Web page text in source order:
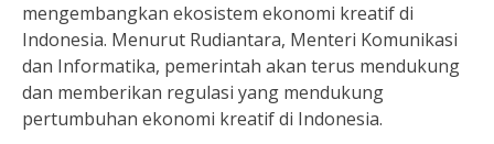
mengembangkan ekosistem ekonomi kreatif di
Indonesia. Menurut Rudiantara, Menteri Komunikasi
dan Informatika, pemerintah akan terus mendukung
dan memberikan regulasi yang mendukung
pertumbuhan ekonomi kreatif di Indonesia.